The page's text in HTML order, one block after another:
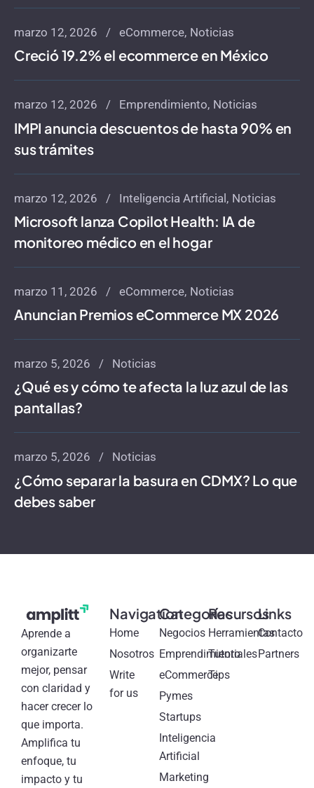
marzo 12, 2026 eCommerce Noticias
Creció 19.2% el ecommerce en México
marzo 12, 2026 Emprendimiento Noticias
IMPI anuncia descuentos de hasta 90% en
sus trámites
marzo 12, 2026 Inteligencia Artificial Noticias
Microsoft lanza Copilot Health: IA de
monitoreo médico en el hogar
marzo 11, 2026 eCommerce Noticias
Anuncian Premios eCommerce MX 2026
marzo 5, 2026 Noticias
¿Qué es y cómo te afecta la luz azul de las
pantallas?
marzo 5, 2026 Noticias
¿Cómo separar la basura en CDMX? Lo que
debes saber
Aprende a
organizarte
mejor, pensar
con claridad y
hacer crecer lo
que importa.
Amplifica tu
enfoque, tu
impacto y tu
Navigation
Home
Nosotros
Write
for us
Categorías
Negocios
Emprendimiento
eCommerce
Pymes
Startups
Inteligencia
Artificial
Marketing
Recursos
Herramientas
Tutoriales
Tips
Links
Contacto
Partners